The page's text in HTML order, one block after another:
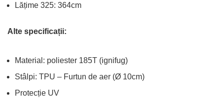
Lățime 325: 364cm
Alte specificații:
Material: poliester 185T (ignifug)
Stâlpi: TPU – Furtun de aer (Ø 10cm)
Protecție UV